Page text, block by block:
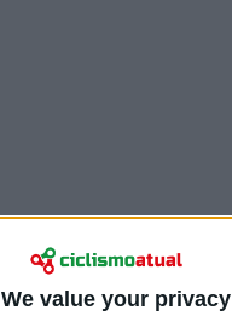
We value your privacy